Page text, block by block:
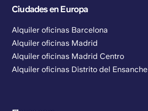
Ciudades en Europa
Alquiler oficinas Barcelona
Alquiler oficinas Madrid
Alquiler oficinas Madrid Centro
Alquiler oficinas Distrito del Ensanche